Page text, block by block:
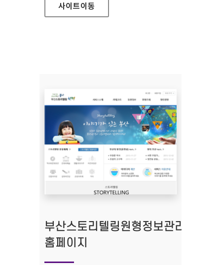
사이트이동
부산스토리텔링원형정보관리시스템
홈페이지